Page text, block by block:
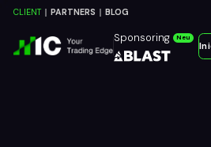
CLIENT PARTNERS BLOG
Sponsoring Neu